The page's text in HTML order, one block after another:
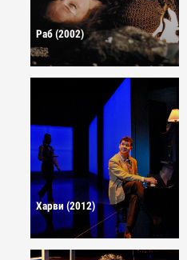
Раб (2002)
Харви (2012)